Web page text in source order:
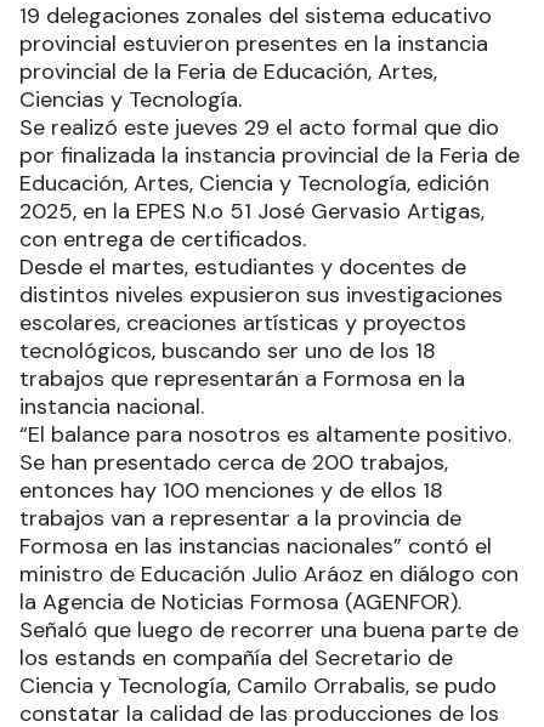
19 delegaciones zonales del sistema educativo
provincial estuvieron presentes en la instancia
provincial de la Feria de Educación, Artes,
Ciencias y Tecnología.
Se realizó este jueves 29 el acto formal que dio
por finalizada la instancia provincial de la Feria de
Educación, Artes, Ciencia y Tecnología, edición
2025, en la EPES N.o 51 José Gervasio Artigas,
con entrega de certificados.
Desde el martes, estudiantes y docentes de
distintos niveles expusieron sus investigaciones
escolares, creaciones artísticas y proyectos
tecnológicos, buscando ser uno de los 18
trabajos que representarán a Formosa en la
instancia nacional.
“El balance para nosotros es altamente positivo.
Se han presentado cerca de 200 trabajos,
entonces hay 100 menciones y de ellos 18
trabajos van a representar a la provincia de
Formosa en las instancias nacionales” contó el
ministro de Educación Julio Aráoz en diálogo con
la Agencia de Noticias Formosa (AGENFOR).
Señaló que luego de recorrer una buena parte de
los estands en compañía del Secretario de
Ciencia y Tecnología, Camilo Orrabalis, se pudo
constatar la calidad de las producciones de los